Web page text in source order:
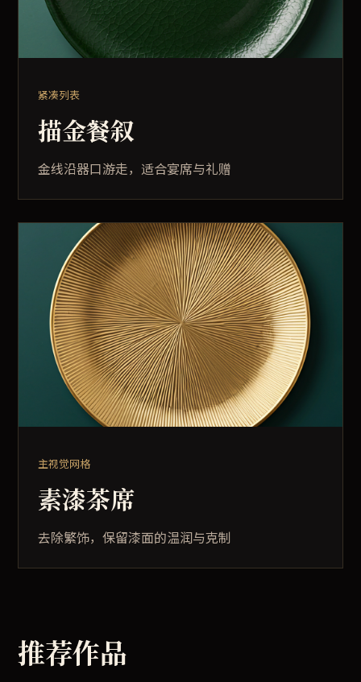
紧凑列表
描金餐叙
金线沿器口游走，适合宴席与礼赠
主视觉网格
素漆茶席
去除繁饰，保留漆面的温润与克制
推荐作品